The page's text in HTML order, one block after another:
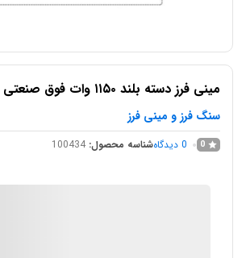
مینی فرز دسته بلند ۱۱۵۰ وات فوق صنعتی آروا مدل ۵۵۲۰
سنگ فرز و مینی فرز
0
0 دیدگاهشناسه محصول: 100434